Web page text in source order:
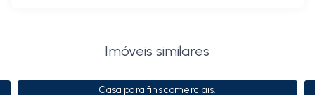
Imóveis similares
Casa para fins comerciais.